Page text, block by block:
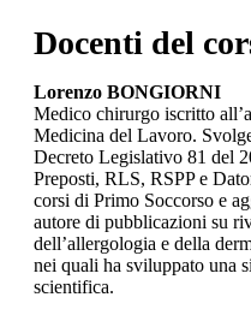
Docenti del
Lorenzo BONGIORNI
Medico chirurgo iscritto
Medicina del Lavoro.
Decreto Legislativo 81 del
Preposti, RLS, RSPP e
corsi di Primo Soccorso e
autore di pubblicazioni su
dell’allergologia e della
nei quali ha sviluppato una
scientifica.